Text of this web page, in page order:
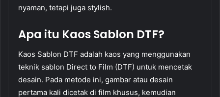
nyaman, tetapi juga stylish.
Apa itu Kaos Sablon DTF?
Kaos Sablon DTF adalah kaos yang menggunakan
teknik sablon Direct to Film (DTF) untuk mencetak
desain. Pada metode ini, gambar atau desain
pertama kali dicetak di film khusus, kemudian